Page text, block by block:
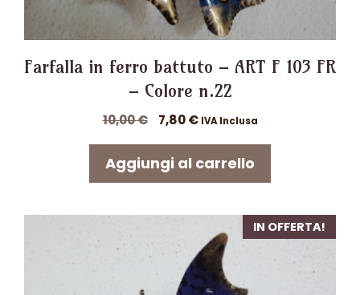
Farfalla in ferro battuto – ART F 103 FR
– Colore n.22
10,00€
Il
originale
era:
7,80€Il
attuale
IVA Inclusa
Aggiungi al carrello
IN OFFERTA!